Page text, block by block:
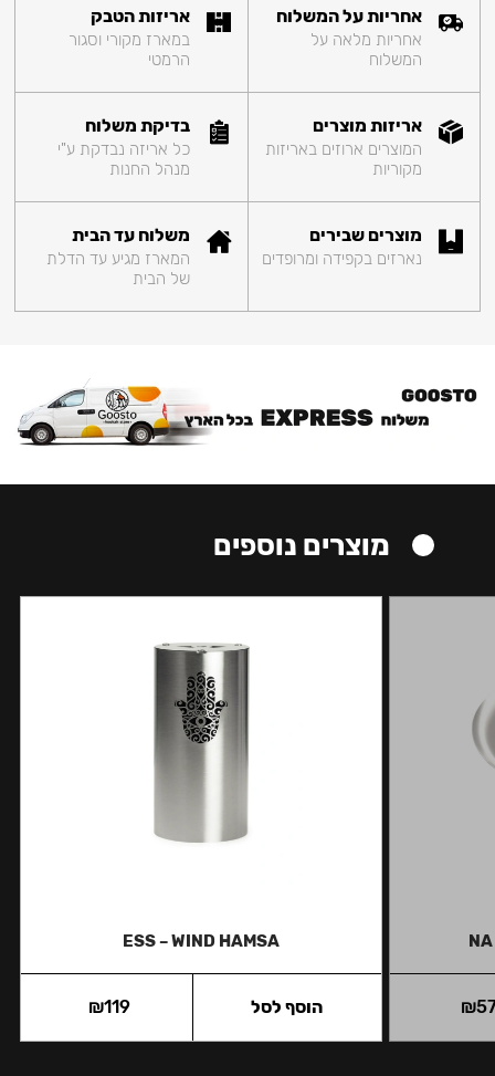
אחריות על המשלוח
אחריות מלאה על
המשלוח
אריזות הטבק
במארז מקורי וסגור
הרמטי
אריזות מוצרים
המוצרים ארוזים באריזות
מקוריות
בדיקת משלוח
כל אריזה נבדקת ע"י
מנהל החנות
מוצרים שבירים
נארזים בקפידה ומרופדים
משלוח עד הבית
המארז מגיע עד הדלת
של הבית
מוצרים נוספים
₪
ESS – WIND HAMSA
₪119 הוסף לסל